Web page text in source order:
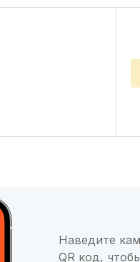
Наведите
QR код,